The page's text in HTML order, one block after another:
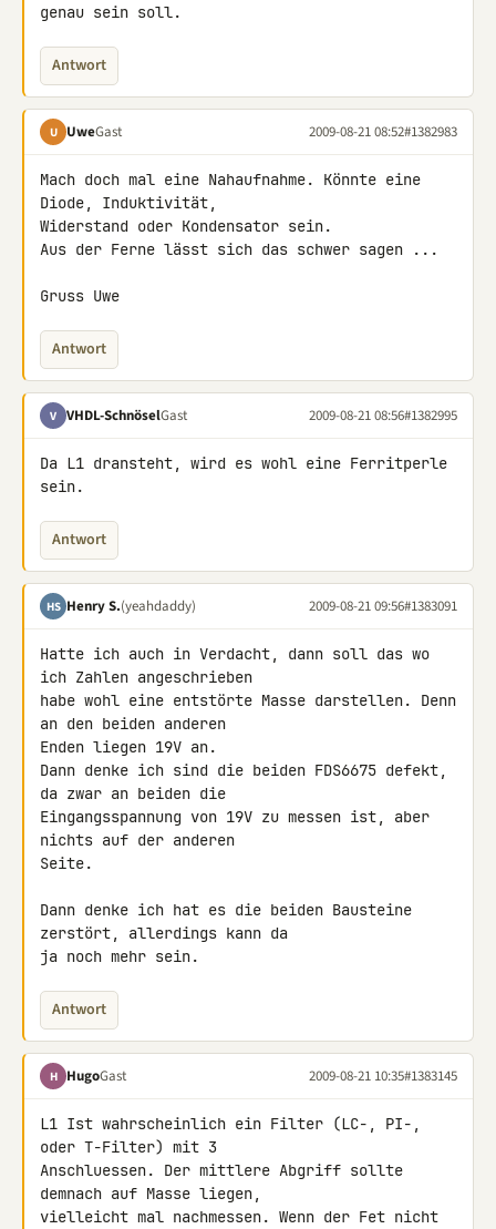
genau sein soll.
Antwort
U UweGast 2009-08-21 08:52#1382983
Mach doch mal eine Nahaufnahme. Könnte eine
Diode, Induktivität,
Widerstand oder Kondensator sein.
Aus der Ferne lässt sich das schwer sagen ...
Gruss Uwe
Antwort
V VHDL-SchnöselGast 2009-08-21 08:56#1382995
Da L1 dransteht, wird es wohl eine Ferritperle
sein.
Antwort
HS Henry S.(yeahdaddy) 2009-08-21 09:56#1383091
Hatte ich auch in Verdacht, dann soll das wo
ich Zahlen angeschrieben
habe wohl eine entstörte Masse darstellen. Denn
an den beiden anderen
Enden liegen 19V an.
Dann denke ich sind die beiden FDS6675 defekt,
da zwar an beiden die
Eingangsspannung von 19V zu messen ist, aber
nichts auf der anderen
Seite.
Dann denke ich hat es die beiden Bausteine
zerstört, allerdings kann da
ja noch mehr sein.
Antwort
H HugoGast 2009-08-21 10:35#1383145
L1 Ist wahrscheinlich ein Filter (LC-, PI-,
oder T-Filter) mit 3
Anschluessen. Der mittlere Abgriff sollte
demnach auf Masse liegen,
vielleicht mal nachmessen. Wenn der Fet nicht